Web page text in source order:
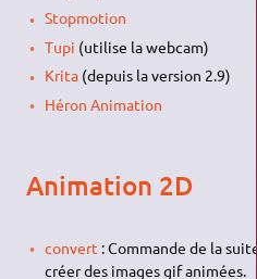
Stopmotion
Tupi (utilise la webcam)
Krita(depuis la version 2.9)
Héron Animation
Animation 2D
convert : Commande de la suite
créer des images gif animées.